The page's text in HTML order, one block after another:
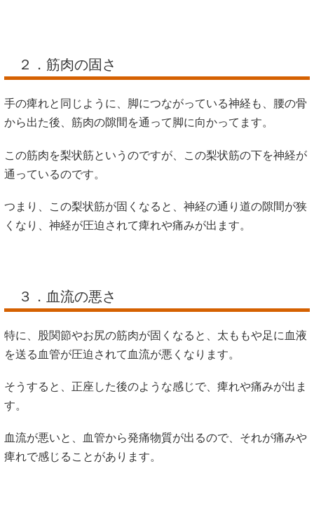
２．筋肉の固さ
手の痺れと同じように、脚につながっている神経も、腰の骨
から出た後、筋肉の隙間を通って脚に向かってます。
この筋肉を梨状筋というのですが、この梨状筋の下を神経が
通っているのです。
つまり、この梨状筋が固くなると、神経の通り道の隙間が狭
くなり、神経が圧迫されて痺れや痛みが出ます。
３．血流の悪さ
特に、股関節やお尻の筋肉が固くなると、太ももや足に血液
を送る血管が圧迫されて血流が悪くなります。
そうすると、正座した後のような感じで、痺れや痛みが出ま
す。
血流が悪いと、血管から発痛物質が出るので、それが痛みや
痺れで感じることがあります。